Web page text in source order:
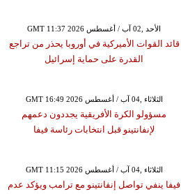
GMT 11:37 2026 الأحد ,02 آب / أغسطس
قائد القوات الأميركية في أوروبا يحذر من تراجع
القدرة على حماية إسرائيل
GMT 16:49 2026 الثلاثاء ,04 آب / أغسطس
مسؤولو الكرة الأفريقية يجددون دعمهم
لإنفانتينو قبل انتخابات رئاسة فيفا
GMT 11:15 2026 الثلاثاء ,04 آب / أغسطس
فيفا ينفي تواصل إنفانتينو مع ترامب ويؤكد عدم